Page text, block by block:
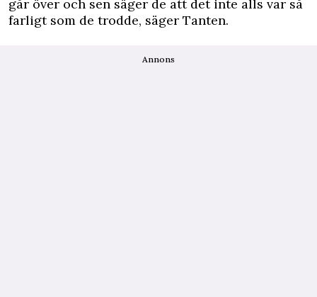
går över och sen säger de att det inte alls var så
farligt som de trodde, säger Tanten.
Annons